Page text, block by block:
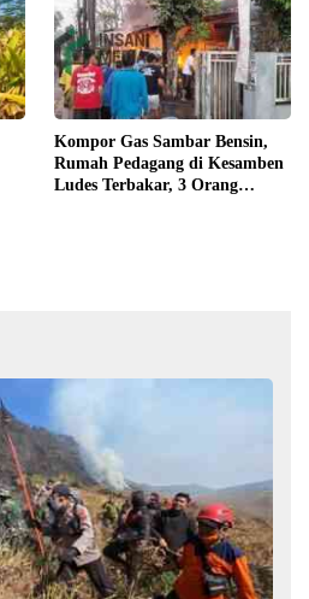
Kompor Gas Sambar Bensin,
Rumah Pedagang di Kesamben
Ludes Terbakar, 3 Orang